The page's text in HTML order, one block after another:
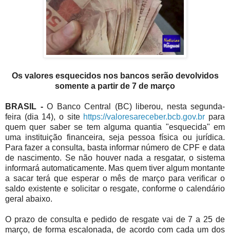
Os valores esquecidos nos bancos serão devolvidos
somente a partir de 7 de março
BRASIL - O Banco Central (BC) liberou, nesta segunda-
feira (dia 14), o site https://valoresareceber.bcb.gov.br para
quem quer saber se tem alguma quantia "esquecida" em
uma instituição financeira, seja pessoa física ou jurídica.
Para fazer a consulta, basta informar número de CPF e data
de nascimento. Se não houver nada a resgatar, o sistema
informará automaticamente. Mas quem tiver algum montante
a sacar terá que esperar o mês de março para verificar o
saldo existente e solicitar o resgate, conforme o calendário
geral abaixo.
O prazo de consulta e pedido de resgate vai de 7 a 25 de
março, de forma escalonada, de acordo com cada um dos